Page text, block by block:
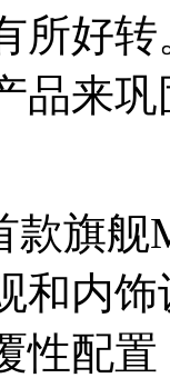
所好
品来
款旗舰
和内
性配